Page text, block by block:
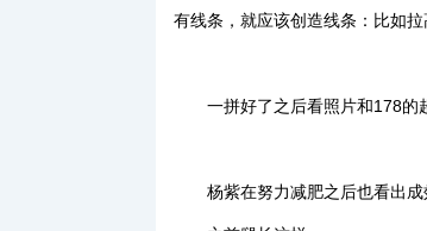
有线条，就应该创造线条：比如拉
一拼好了之后看照片和178的
杨紫在努力减肥之后也看出